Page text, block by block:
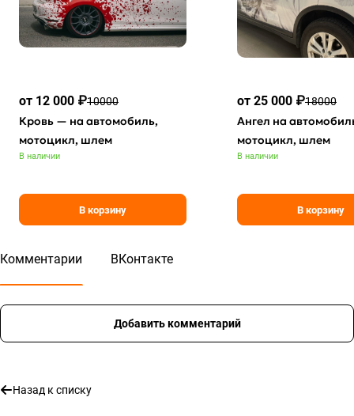
от 12 000 ₽10000
Кровь — на автомобиль,
мотоцикл, шлем
В наличии
В корзину
от 25 000 ₽18000
Ангел на
мотоцикл, шлем
В наличии
В корзину
Комментарии ВКонтакте
Добавить комментарий
Назад к списку